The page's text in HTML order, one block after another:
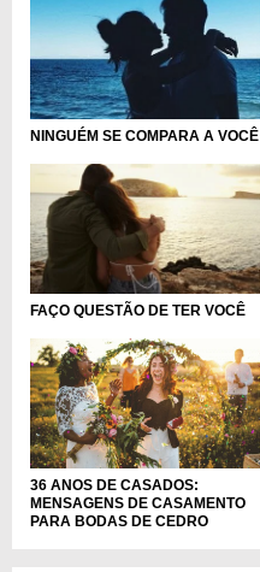
NINGUÉM SE COMPARA A VOCÊ
FAÇO QUESTÃO DE TER VOCÊ
36 ANOS DE CASADOS:
MENSAGENS DE CASAMENTO
PARA BODAS DE CEDRO